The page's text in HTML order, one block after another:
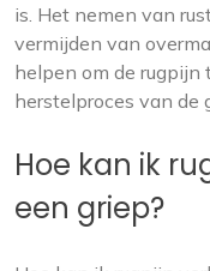
is. Het nemen van
vermijden van
helpen om de
herstelproces van de
Hoe kan ik
een griep?